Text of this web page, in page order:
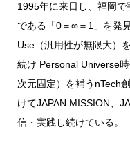
1995年に来日し、福岡
である「0＝∞＝1」を発
Use（汎用性が無限大）
続け Personal Universe
次元固定）を補うnTech
けてJAPAN MISSION、
信・実践し続けている。